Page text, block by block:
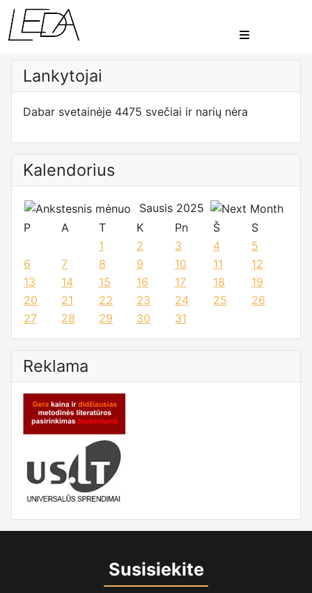
Lankytojai
Dabar svetainėje 4475 svečiai ir narių nėra
Kalendorius
Sausis 2025
P
A T K Pn Š
S
1
2 3 4
5
6
7 8 9 10 11
12
13
14 15 16 17 18
19
20
21 22 23 24 25
26
27
28 29 30 31
Reklama
Susisiekite